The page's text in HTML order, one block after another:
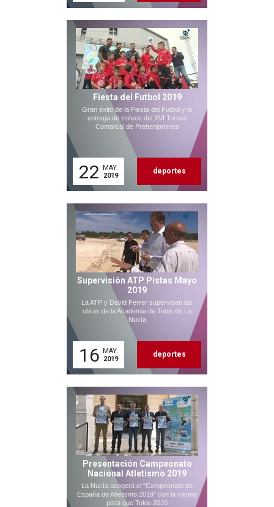
Fiesta del Futbol 2019
Gran éxito de la Fiesta del Futbol y la
entrega de trofeos del XVI Torneo
Comarcal de Prebenjamines
22
MAY.
2019
deportes
Supervisión ATP Pistas Mayo
2019
La ATP y David Ferrer supervisan las
obras de la Academia de Tenis de La
Nucía
16 MAY.
2019
deportes
Presentación Campeonato
Nacional Atletismo 2019
La Nucía acogerá el "Campeonato de
España de Atletismo 2019" con la misma
pista que Tokio 2020